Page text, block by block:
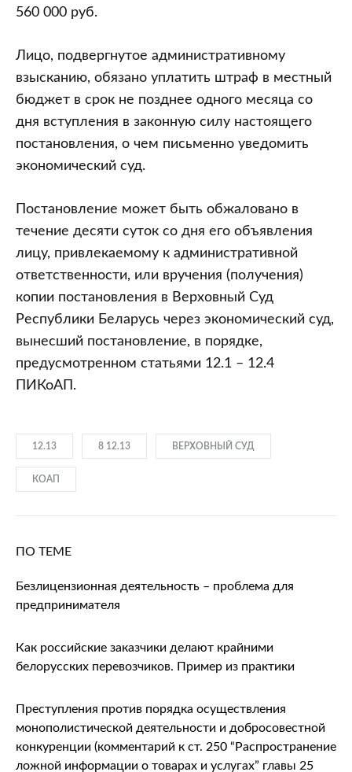
560 000 руб.
Лицо, подвергнутое административному
взысканию, обязано уплатить штраф в местный
бюджет в срок не позднее одного месяца со
дня вступления в законную силу настоящего
постановления, о чем письменно уведомить
экономический суд.
Постановление может быть обжаловано в
течение десяти суток со дня его объявления
лицу, привлекаемому к административной
ответственности, или вручения (получения)
копии постановления в Верховный Суд
Республики Беларусь через экономический суд,
вынесший постановление, в порядке,
предусмотренном статьями 12.1 – 12.4
ПИКоАП.
12.13 8 12.13 ВЕРХОВНЫЙ СУД
КОАП
ПО ТЕМЕ
Безлицензионная деятельность – проблема для
предпринимателя
Как российские заказчики делают крайними
белорусских перевозчиков. Пример из практики
Преступления против порядка осуществления
монополистической деятельности и добросовестной
конкуренции (комментарий к ст. 250 “Распространение
ложной информации о товарах и услугах” главы 25